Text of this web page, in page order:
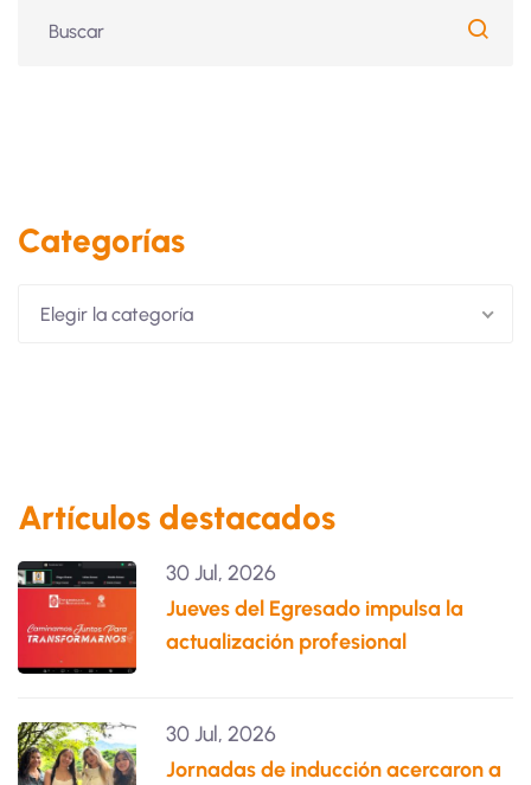
Categorías
Elegir la categoría
Artículos destacados
30 Jul, 2026
Jueves del Egresado impulsa la
actualización profesional
30 Jul, 2026
Jornadas de inducción acercaron a